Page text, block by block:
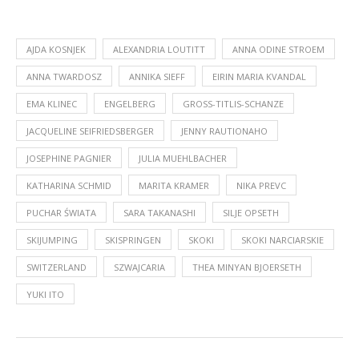
AJDA KOSNJEK ALEXANDRIA LOUTITT ANNA ODINE STROEM
ANNA TWARDOSZ ANNIKA SIEFF EIRIN MARIA KVANDAL
EMA KLINEC ENGELBERG GROSS-TITLIS-SCHANZE
JACQUELINE SEIFRIEDSBERGER JENNY RAUTIONAHO
JOSEPHINE PAGNIER JULIA MUEHLBACHER
KATHARINA SCHMID MARITA KRAMER NIKA PREVC
PUCHAR ŚWIATA SARA TAKANASHI SILJE OPSETH
SKIJUMPING SKISPRINGEN SKOKI SKOKI NARCIARSKIE
SWITZERLAND SZWAJCARIA THEA MINYAN BJOERSETH
YUKI ITO